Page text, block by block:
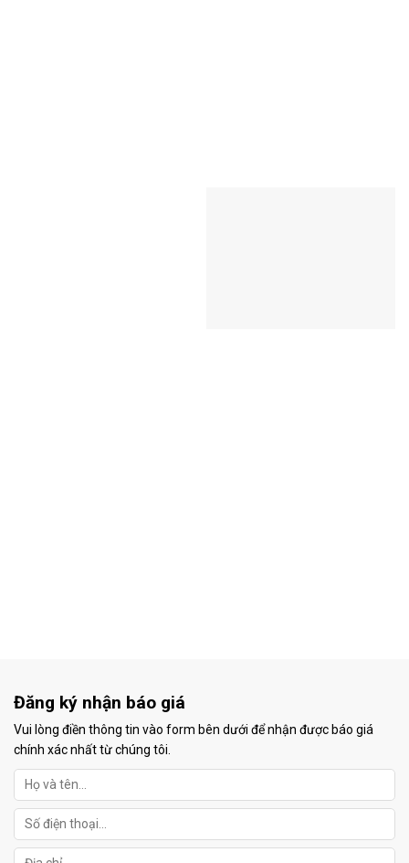
Đăng ký nhận báo giá
Vui lòng điền thông tin vào form bên dưới để nhận được báo giá
chính xác nhất từ chúng tôi.